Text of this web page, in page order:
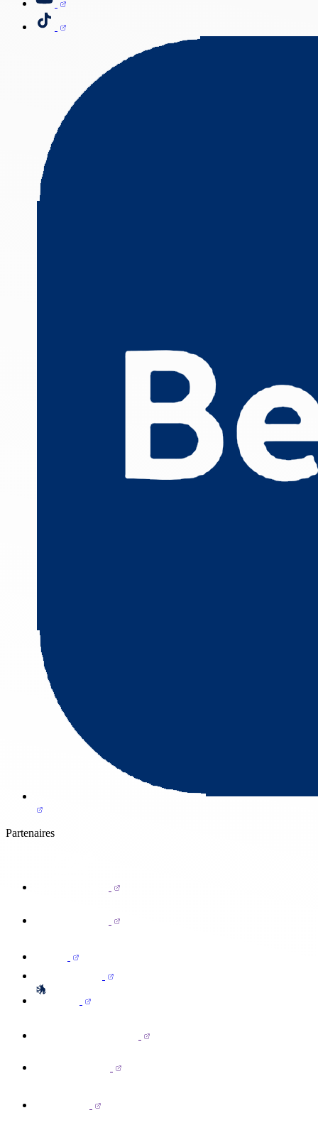
Partenaires